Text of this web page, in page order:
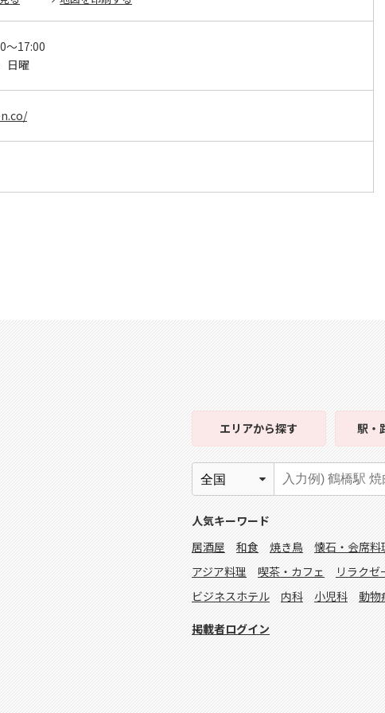
～17:00
日曜
エリアから探す 駅・
人気キーワード
居酒屋
和食 焼き鳥 懐石・会席料
アジア料理
喫茶・カフェ リラクゼ
ビジネスホテル
内科 小児科 動物
掲載者ログイン